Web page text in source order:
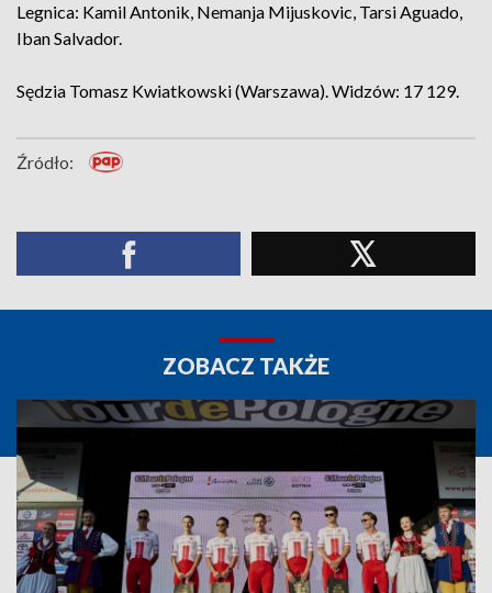
Legnica: Kamil Antonik, Nemanja Mijuskovic, Tarsi Aguado,
Iban Salvador.
Sędzia Tomasz Kwiatkowski (Warszawa). Widzów: 17 129.
Źródło:
ZOBACZ TAKŻE